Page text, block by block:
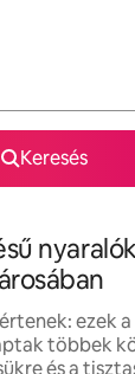
Keresés
ezek
többek
és a